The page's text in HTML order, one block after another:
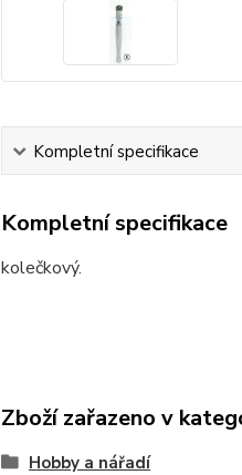
Kompletní specifikace
Kompletní specifikace
kolečkový.
Zboží zařazeno v
Hobby a nářadí